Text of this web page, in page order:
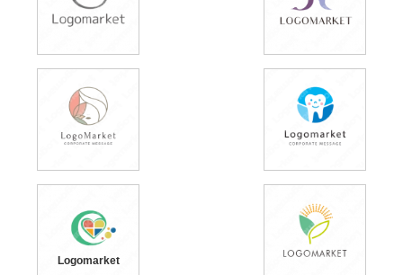
Logomarket